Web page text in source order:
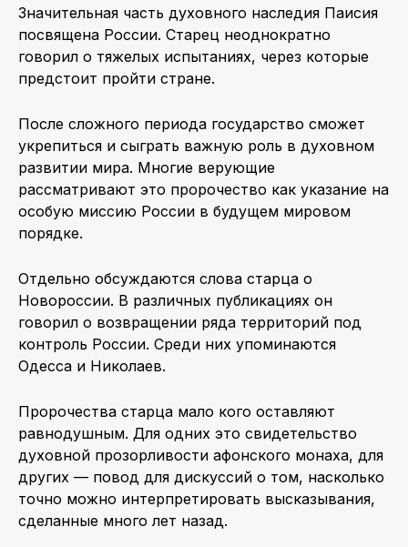
Значительная часть духовного наследия Паисия
посвящена России. Старец неоднократно
говорил о тяжелых испытаниях, через которые
предстоит пройти стране.
После сложного периода государство сможет
укрепиться и сыграть важную роль в духовном
развитии мира. Многие верующие
рассматривают это пророчество как указание на
особую миссию России в будущем мировом
порядке.
Отдельно обсуждаются слова старца о
Новороссии. В различных публикациях он
говорил о возвращении ряда территорий под
контроль России. Среди них упоминаются
Одесса и Николаев.
Пророчества старца мало кого оставляют
равнодушным. Для одних это свидетельство
духовной прозорливости афонского монаха, для
других — повод для дискуссий о том, насколько
точно можно интерпретировать высказывания,
сделанные много лет назад.